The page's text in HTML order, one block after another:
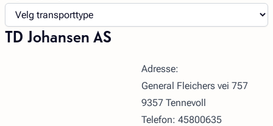
TD Johansen AS
Adresse:
General Fleichers vei 757
9357 Tennevoll
Telefon: 45800635